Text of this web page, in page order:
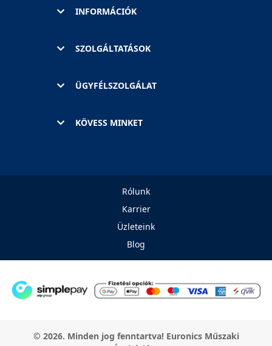
INFORMÁCIÓK
SZOLGÁLTATÁSOK
ÜGYFÉLSZOLGÁLAT
KÖVESS MINKET
Rólunk
Karrier
Üzleteink
Blog
© 2026. Minden jog fenntartva! Euronics Műszaki